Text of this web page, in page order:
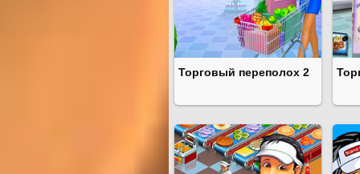
Торговый переполох 2